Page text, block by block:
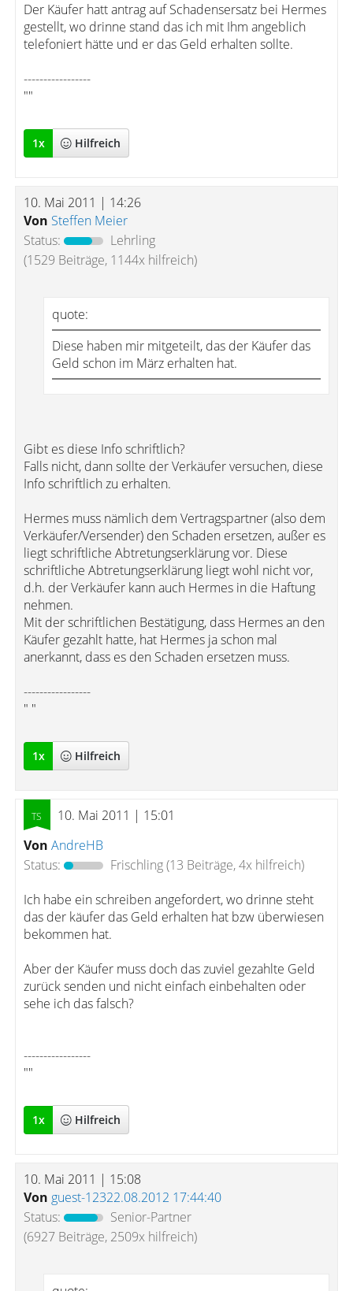
Der Käufer hatt antrag auf Schadensersatz bei Hermes
gestellt, wo drinne stand das ich mit Ihm angeblich
telefoniert hätte und er das Geld erhalten sollte.
-----------------
""
1x Hilfreich
10. Mai 2011 | 14:26
Von Steffen Meier
Status:
Lehrling
(1529 Beiträge, 1144x hilfreich)
quote:
Diese haben mir mitgeteilt, das der Käufer das
Geld schon im März erhalten hat.
Gibt es diese Info schriftlich?
Falls nicht, dann sollte der Verkäufer versuchen, diese
Info schriftlich zu erhalten.
Hermes muss nämlich dem Vertragspartner (also dem
Verkäufer/Versender) den Schaden ersetzen, außer es
liegt schriftliche Abtretungserklärung vor. Diese
schriftliche Abtretungserklärung liegt wohl nicht vor,
d.h. der Verkäufer kann auch Hermes in die Haftung
nehmen.
Mit der schriftlichen Bestätigung, dass Hermes an den
Käufer gezahlt hatte, hat Hermes ja schon mal
anerkannt, dass es den Schaden ersetzen muss.
-----------------
" "
1x Hilfreich
10. Mai 2011 | 15:01
Von AndreHB
Status:
Frischling(13 Beiträge, 4x hilfreich)
Ich habe ein schreiben angefordert, wo drinne steht
das der käufer das Geld erhalten hat bzw überwiesen
bekommen hat.
Aber der Käufer muss doch das zuviel gezahlte Geld
zurück senden und nicht einfach einbehalten oder
sehe ich das falsch?
-----------------
""
1x Hilfreich
10. Mai 2011 | 15:08
Von guest-12322.08.2012 17:44:40
Status:
Senior-Partner
(6927 Beiträge, 2509x hilfreich)